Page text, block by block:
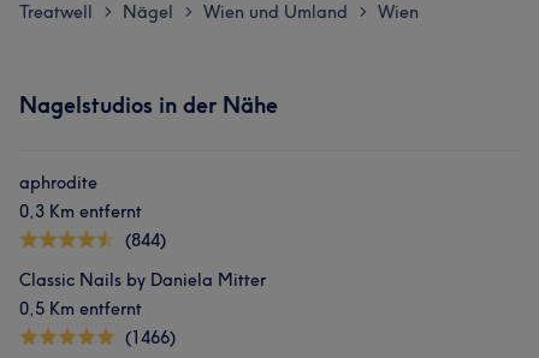
Treatwell > Nägel > Wien und Umland > Wien
Nagelstudios in der Nähe
aphrodite
0,3 Km entfernt
(844)
Classic Nails by Daniela Mitter
0,5 Km entfernt
(1466)